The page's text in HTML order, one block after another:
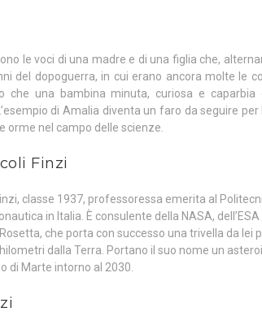
le voci di una madre e di una figlia che,
del dopoguerra, in cui erano ancora molte le
che una bambina minuta, curiosa e
di Amalia diventa un faro da seguire
orme nel campo delle scienze.
Finzi
classe 1937, professoressa emerita al
in Italia. È consulente della NASA,
che porta con successo una trivella da
dalla Terra. Portano il suo nome un
di Marte intorno al 2030.